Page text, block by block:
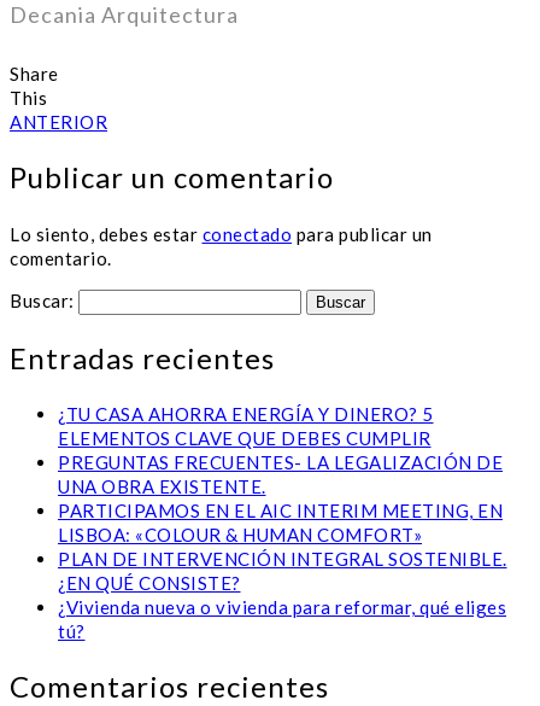
Decania Arquitectura
Share
This
ANTERIOR
Publicar un comentario
Lo siento, debes estar conectado para publicar un
comentario.
Buscar:
Entradas recientes
¿TU CASA AHORRA ENERGÍA Y DINERO? 5
ELEMENTOS CLAVE QUE DEBES CUMPLIR
PREGUNTAS FRECUENTES- LA LEGALIZACIÓN DE
UNA OBRA EXISTENTE.
PARTICIPAMOS EN EL AIC INTERIM MEETING, EN
LISBOA: «COLOUR & HUMAN COMFORT»
PLAN DE INTERVENCIÓN INTEGRAL SOSTENIBLE.
¿EN QUÉ CONSISTE?
¿Vivienda nueva o vivienda para reformar, qué eliges
tú?
Comentarios recientes